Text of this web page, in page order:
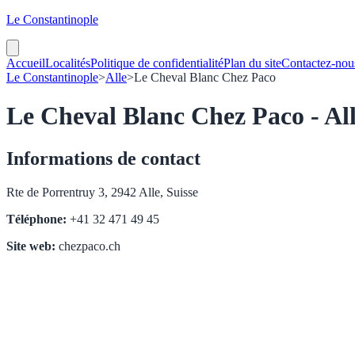
Le Constantinople
AccueilLocalitésPolitique de confidentialitéPlan du siteContactez-
Le Constantinople>Alle>Le Cheval Blanc Chez Paco
Le Cheval Blanc Chez Paco -
Informations de contact
Rte de Porrentruy 3, 2942 Alle, Suisse
Téléphone: +41 32 471 49 45
Site web: chezpaco.ch